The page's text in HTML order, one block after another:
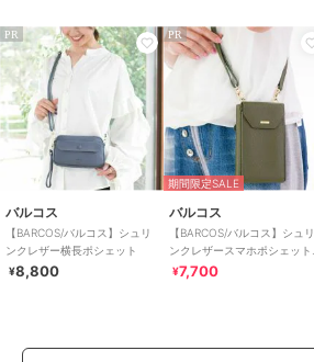
PR
バルコス
【BARCOS/バルコス】シュリ
ンクレザー横長ポシェット
¥8,800
PR
期間限定SALE
バルコス
【BARCOS/バルコス】シュリ
ンクレザースマホポシェット
＜マーシ＞
¥7,700